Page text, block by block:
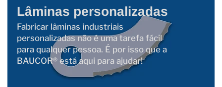
Lâminas personalizadas
Fabricar lâminas industriais
personalizadas não é uma tarefa fácil
para qualquer pessoa. É por isso que a
BAUCOR® está aqui para ajudar!